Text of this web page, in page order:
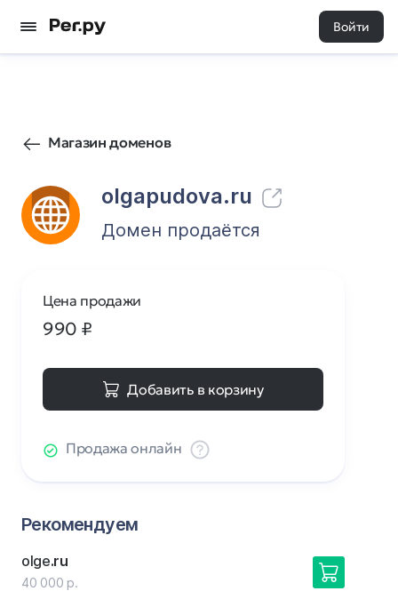
Войти
Магазин доменов
olgapudova.ru
0 0
Домен продаётся
Цена продажи
990 ₽
Добавить в корзину
Продажа онлайн
Рекомендуем
olge.ru
40 000 р.